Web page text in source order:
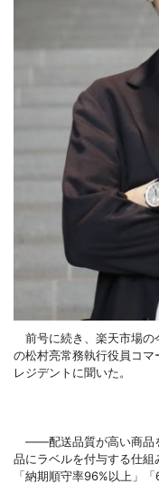
前号に続き、楽天市場の
の松村亮常務執行役員コ
レジデントに聞いた。
――配送品質が高い商品
品にラベルを付与する仕
「納期順守率96%以上」